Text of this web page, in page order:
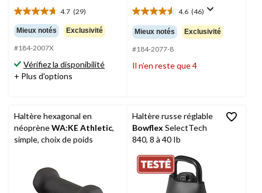
4.7 (29)
4.7
étoile(s)
sur
5.
29
évaluations
Mieux notés Exclusivité
#184-2007X
Vérifiez la disponibilité
+ Plus d'options
4.6 (46)
4.6
étoile(s)
sur
5.
46
évaluations
Mieux notés Exclusivité
#184-2077-8
Il n’en reste que 4
Haltère hexagonal en
néoprèneWA:KE Athletic,
simple, choix de poids
Haltère russe réglable
Bowflex SelectTech
840, 8 à 40 Ib